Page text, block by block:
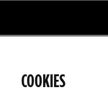
COOKIES